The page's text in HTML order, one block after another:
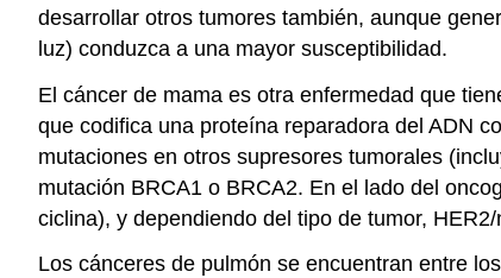
desarrollar otros tumores también, aunque
luz) conduzca a una mayor susceptibilidad.
El cáncer de mama es otra enfermedad que
que codifica una proteína reparadora del ADN
mutaciones en otros supresores tumorales
mutación BRCA1 o BRCA2. En el lado del
ciclina), y dependiendo del tipo de tumor,
Los cánceres de pulmón se encuentran entre